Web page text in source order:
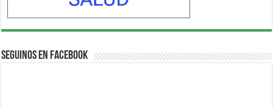
Seguinos en Facebook